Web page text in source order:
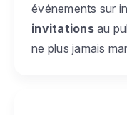
événements sur
invitationsau
ne plus jamais